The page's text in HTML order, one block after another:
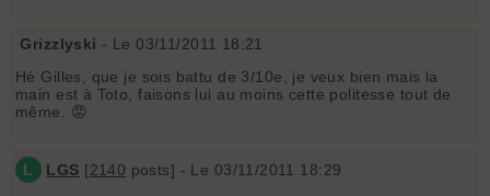
Grizzlyski - Le 03/11/2011 18:21
Hé Gilles, que je sois battu de 3/10e, je veux bien mais la
main est à Toto, faisons lui au moins cette politesse tout de
même. 😡
L LGS [2140 posts] - Le 03/11/2011 18:29